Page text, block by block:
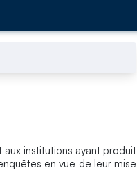
institutions ayant produit
en vue de leur mise